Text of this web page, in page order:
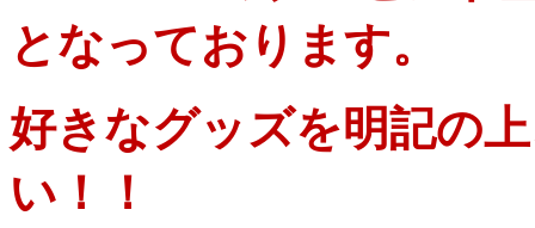
となっております。
好きなグッズを明記の
い！！